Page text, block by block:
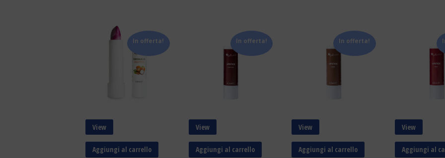
In offerta!
View
Aggiungi al carrello
In offerta!
View
Aggiungi al carrello
In offerta!
View
Aggiungi al carrello
View
Aggiungi al